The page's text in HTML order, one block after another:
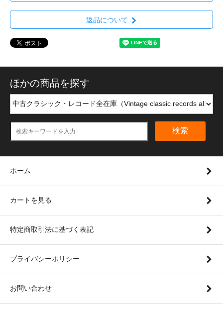
返品について
ほかの商品を探す
検索
ホーム
カートを見る
特定商取引法に基づく表記
プライバシーポリシー
お問い合わせ